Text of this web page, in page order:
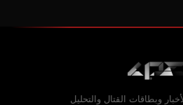
وبطاقات القتال والتحليل